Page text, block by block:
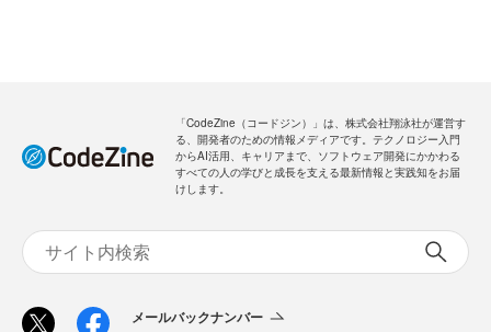
「CodeZine（コードジン）」は、株式会社翔泳社が運営す
る、開発者のための情報メディアです。テクノロジー入門
からAI活用、キャリアまで、ソフトウェア開発にかかわる
すべての人の学びと成長を支える最新情報と実践知をお届
けします。
メールバックナンバー